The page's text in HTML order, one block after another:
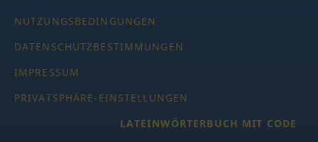
NUTZUNGSBEDINGUNGEN
DATENSCHUTZBESTIMMUNGEN
IMPRESSUM
PRIVATSPHÄRE-EINSTELLUNGEN
LATEINWÖRTERBUCH MIT CODE